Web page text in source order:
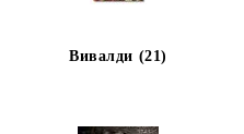
Вивалди (21)